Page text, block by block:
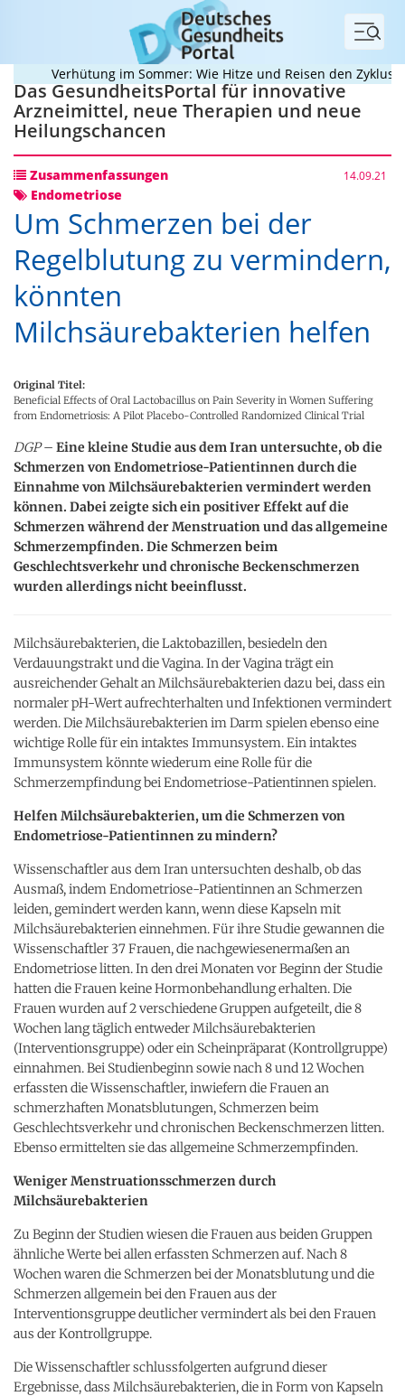
Menü
Verhütung im Sommer: Wie Hitze und Reisen den Zyklus
Das GesundheitsPortal für innovative
Arzneimittel, neue Therapien und neue
Heilungschancen
Zusammenfassungen 14.09.21
Endometriose
Um Schmerzen bei der
Regelblutung zu vermindern,
könnten
Milchsäurebakterien helfen
Original Titel:
Beneficial Effects of Oral Lactobacillus on Pain Severity in Women Suffering
from Endometriosis: A Pilot Placebo-Controlled Randomized Clinical Trial
DGP– Eine kleine Studie aus dem Iran untersuchte, ob die
Schmerzen von Endometriose-Patientinnen durch die
Einnahme von Milchsäurebakterien vermindert werden
können. Dabei zeigte sich ein positiver Effekt auf die
Schmerzen während der Menstruation und das allgemeine
Schmerzempfinden. Die Schmerzen beim
Geschlechtsverkehr und chronische Beckenschmerzen
wurden allerdings nicht beeinflusst.
Milchsäurebakterien, die Laktobazillen, besiedeln den
Verdauungstrakt und die Vagina. In der Vagina trägt ein
ausreichender Gehalt an Milchsäurebakterien dazu bei, dass ein
normaler pH-Wert aufrechterhalten und Infektionen vermindert
werden. Die Milchsäurebakterien im Darm spielen ebenso eine
wichtige Rolle für ein intaktes Immunsystem. Ein intaktes
Immunsystem könnte wiederum eine Rolle für die
Schmerzempfindung bei Endometriose-Patientinnen spielen.
Helfen Milchsäurebakterien, um die Schmerzen von
Endometriose-Patientinnen zu mindern?
Wissenschaftler aus dem Iran untersuchten deshalb, ob das
Ausmaß, indem Endometriose-Patientinnen an Schmerzen
leiden, gemindert werden kann, wenn diese Kapseln mit
Milchsäurebakterien einnehmen. Für ihre Studie gewannen die
Wissenschaftler 37 Frauen, die nachgewiesenermaßen an
Endometriose litten. In den drei Monaten vor Beginn der Studie
hatten die Frauen keine Hormonbehandlung erhalten. Die
Frauen wurden auf 2 verschiedene Gruppen aufgeteilt, die 8
Wochen lang täglich entweder Milchsäurebakterien
(Interventionsgruppe) oder ein Scheinpräparat (Kontrollgruppe)
einnahmen. Bei Studienbeginn sowie nach 8 und 12 Wochen
erfassten die Wissenschaftler, inwiefern die Frauen an
schmerzhaften Monatsblutungen, Schmerzen beim
Geschlechtsverkehr und chronischen Beckenschmerzen litten.
Ebenso ermittelten sie das allgemeine Schmerzempfinden.
Weniger Menstruationsschmerzen durch
Milchsäurebakterien
Zu Beginn der Studien wiesen die Frauen aus beiden Gruppen
ähnliche Werte bei allen erfassten Schmerzen auf. Nach 8
Wochen waren die Schmerzen bei der Monatsblutung und die
Schmerzen allgemein bei den Frauen aus der
Interventionsgruppe deutlicher vermindert als bei den Frauen
aus der Kontrollgruppe.
Die Wissenschaftler schlussfolgerten aufgrund dieser
Ergebnisse, dass Milchsäurebakterien, die in Form von Kapseln